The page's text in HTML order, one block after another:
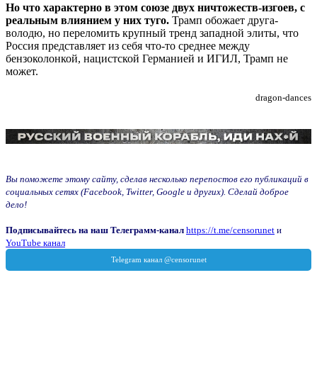
Но что характерно в этом союзе двух ничтожеств-изгоев, с
реальным влиянием у них туго. Трамп обожает друга-
володю, но переломить крупный тренд западной элиты, что
Россия представляет из себя что-то среднее между
бензоколонкой, нацистской Германией и ИГИЛ, Трамп не
может.
dragon-dances
Вы поможете этому сайту, сделав несколько перепостов его публикаций в
социальных сетях (Facebook, Twitter, Google и других). Сделай доброе
дело!
Подписывайтесь на наш Телеграмм-канал https://t.me/censorunet и
YouTube канал